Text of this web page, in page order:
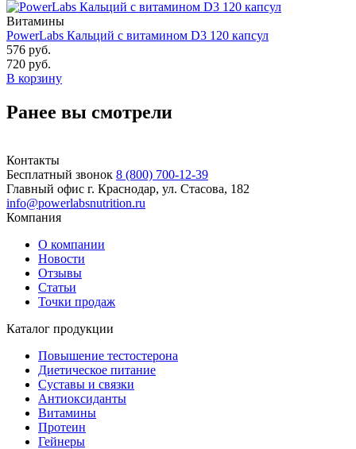
Витамины
PowerLabs Кальций с витамином D3 120 капсул
576 руб.
720 руб.
В корзину
Ранее вы смотрели
Контакты
Бесплатный звонок 8 (800) 700-12-39
Главный офис г. Краснодар, ул. Стасова, 182
info@powerlabsnutrition.ru
Компания
О компании
Новости
Отзывы
Статьи
Точки продаж
Каталог продукции
Повышение тестостерона
Диетическое питание
Суставы и связки
Антиоксиданты
Витамины
Протеин
Гейнеры